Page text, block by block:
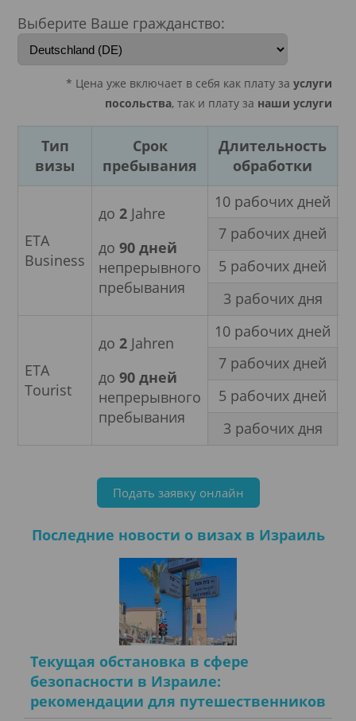
Выберите Ваше гражданство:
* Цена уже включает в себя как плату за услуги
посольства, так и плату за наши услуги
Тип
визы
Срок
пребывания
Длительность
обработки
ETA
Business
до 2 Jahre
до 90 дней
непрерывного
пребывания
10 рабочих дней
7 рабочих дней
5 рабочих дней
3 рабочих дня
ETA
Tourist
до 2 Jahren
до 90 дней
непрерывного
пребывания
10 рабочих дней
7 рабочих дней
5 рабочих дней
3 рабочих дня
Подать заявку онлайн
Последние новости о визах в Израиль
Текущая обстановка в сфере
безопасности в Израиле:
рекомендации для путешественников